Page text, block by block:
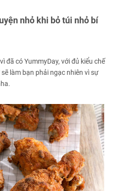
nhỏ khi bỏ túi nhỏ bí
đã có YummyDay, với đủ kiểu chế
làm bạn phải ngạc nhiên vì sự